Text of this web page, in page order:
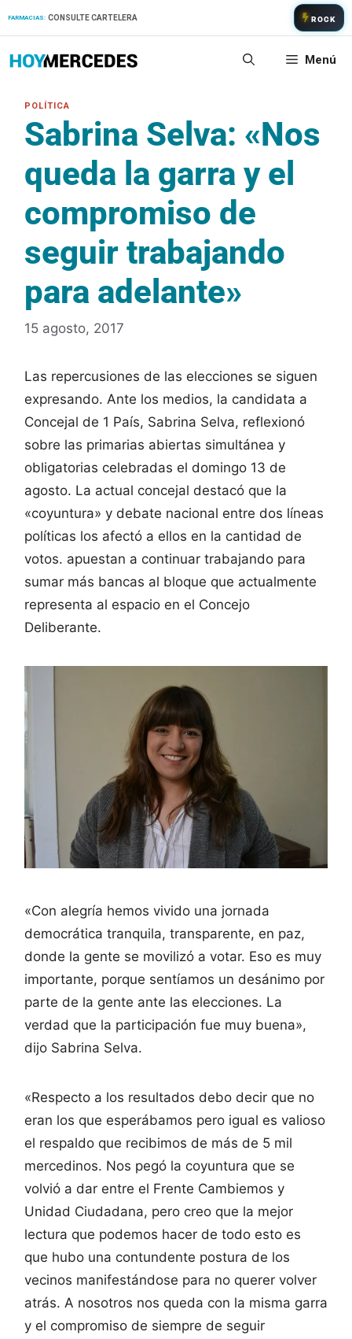
FARMACIAS: CONSULTE CARTELERA ROCK
Menú
Sabrina Selva: «Nos
queda la garra y el
compromiso de
seguir trabajando
para adelante»
15 agosto, 2017
Las repercusiones de las elecciones se siguen
expresando. Ante los medios, la candidata a
Concejal de 1 País, Sabrina Selva, reflexionó
sobre las primarias abiertas simultánea y
obligatorias celebradas el domingo 13 de
agosto. La actual concejal destacó que la
«coyuntura» y debate nacional entre dos líneas
políticas los afectó a ellos en la cantidad de
votos. apuestan a continuar trabajando para
sumar más bancas al bloque que actualmente
representa al espacio en el Concejo
Deliberante.
«Con alegría hemos vivido una jornada
democrática tranquila, transparente, en paz,
donde la gente se movilizó a votar. Eso es muy
importante, porque sentíamos un desánimo por
parte de la gente ante las elecciones. La
verdad que la participación fue muy buena»,
dijo Sabrina Selva.
«Respecto a los resultados debo decir que no
eran los que esperábamos pero igual es valioso
el respaldo que recibimos de más de 5 mil
mercedinos. Nos pegó la coyuntura que se
volvió a dar entre el Frente Cambiemos y
Unidad Ciudadana, pero creo que la mejor
lectura que podemos hacer de todo esto es
que hubo una contundente postura de los
vecinos manifestándose para no querer volver
atrás. A nosotros nos queda con la misma garra
y el compromiso de siempre de seguir